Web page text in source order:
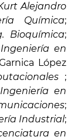
Alejandro
Química;
Bioquímica;
Ingeniería en
López
;
Ingeniería en
;
Industrial;
en